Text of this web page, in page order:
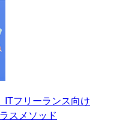
ITフリーランス向け
スメソッド